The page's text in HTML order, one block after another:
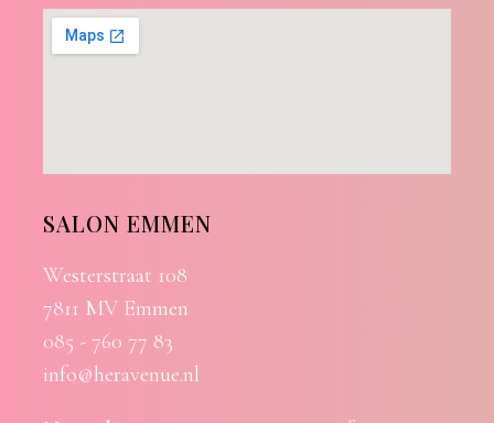
SALON EMMEN
Westerstraat 108
7811 MV Emmen
085 - 760 77 83
info@heravenue.nl